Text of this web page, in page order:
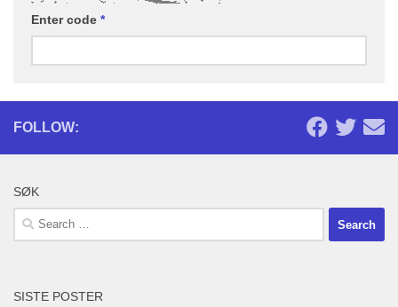
Enter code *
FOLLOW:
SØK
Search
for:
SISTE POSTER